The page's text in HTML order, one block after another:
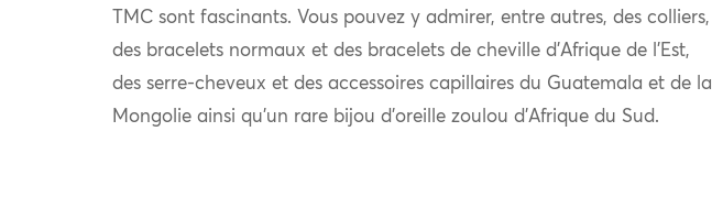
TMC sont fascinants. Vous pouvez y admirer, entre autres, des colliers,
des bracelets normaux et des bracelets de cheville d’Afrique de l’Est,
des serre-cheveux et des accessoires capillaires du Guatemala et de la
Mongolie ainsi qu’un rare bijou d’oreille zoulou d’Afrique du Sud.